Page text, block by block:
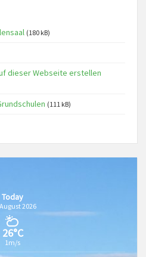
(180 kB)
dieser Webseite erstellen
(111 kB)
Today
2026
26°C
1m/s